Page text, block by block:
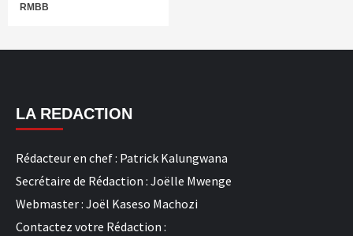
RMBB
LA REDACTION
Rédacteur en chef : Patrick Kalungwana
Secrétaire de Rédaction : Joëlle Mwenge
Webmaster : Joël Kaseso Machozi
Contactez votre Rédaction :